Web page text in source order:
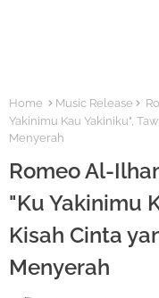
Home Music Release
Yakinimu Kau Yakiniku",
Menyerah
Romeo Al-
"Ku Yakinimu
Kisah Cinta
Menyerah